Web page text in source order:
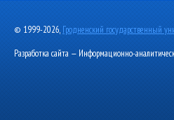
© 1999-2026, Гродненский государственный
Разработка сайта — Информационно-